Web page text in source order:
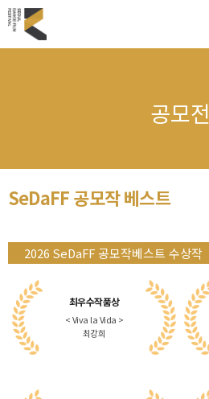
공모전
SeDaFF 공모작 베스트
2026 SeDaFF 공모작베스트 수상작
최우수작품상
< Viva la Vida >
최강희